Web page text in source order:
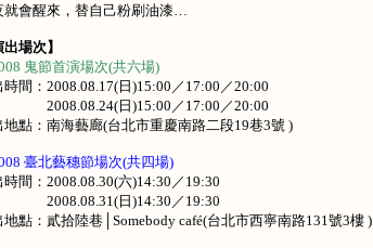
就會醒來，替自己粉刷油漆…
出場次】
鬼節首演場次(共六場)
時間：2008.08.17(日)15:00／17:00／20:00
日)15:00／17:00／20:00
地點：南海藝廊(台北市重慶南路二段19巷3號 )
臺北藝穗節場次(共四場)
時間：2008.08.30(六)14:30／19:30
日)14:30／19:30
地點：貳拾陸巷│Somebody café(台北市西寧南路131號3樓 )